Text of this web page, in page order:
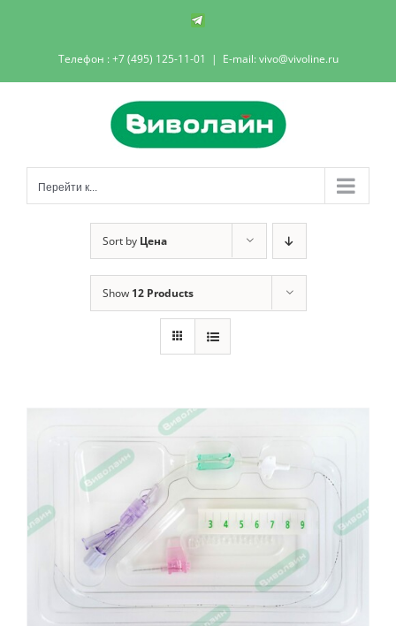
content
Телеграм-
Телефон : +7 (495) 125-11-01 | E-mail: vivo@vivoline.ru
Перейти к...
Sort by Цена
Show 12 Products